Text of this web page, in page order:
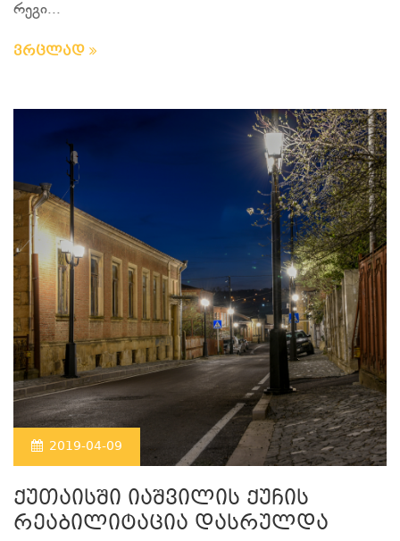
რეგი...
ვრცლად
2019-04-09
ქუთაისში იაშვილის ქუჩის
რეაბილიტაცია დასრულდა